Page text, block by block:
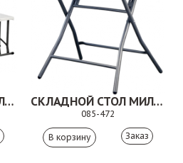
СКЛАДНОЙ СТОЛ МИЛА ХАЙ СКЛАДНОЙ СТОЛ МИЛА ДУО
085-472
Заказ